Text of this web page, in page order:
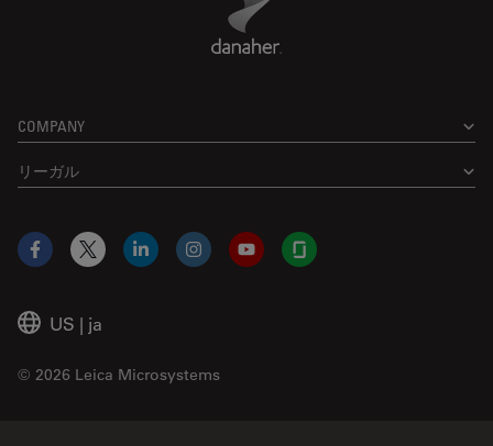
COMPANY
リーガル
US | ja
© 2026 Leica Microsystems
Facebook
X LinkedInInstagramYouTubeGlassdoor